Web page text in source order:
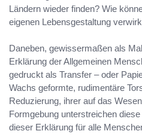
Ländern wieder finden? Wie
eigenen Lebensgestaltung
Daneben, gewissermaßen als
Erklärung der Allgemeinen
gedruckt als Transfer – oder
Wachs geformte, rudimentäre
Reduzierung, ihrer auf das
Formgebung unterstreichen
dieser Erklärung für alle